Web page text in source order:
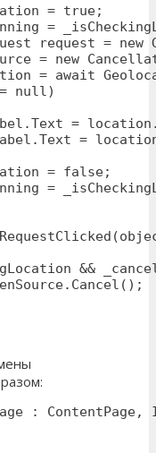
= true;
=
request = new
= new
= await
null)
=
=
= false;
=
&&
: ContentPage,